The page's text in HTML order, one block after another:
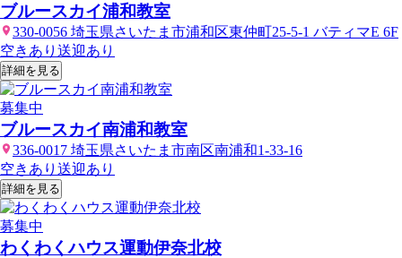
ブルースカイ浦和教室
330-0056 埼玉県さいたま市浦和区東仲町25-5-1 バティマE 6F
空きあり 送迎あり
詳細を見る
募集中
ブルースカイ南浦和教室
336-0017 埼玉県さいたま市南区南浦和1-33-16
空きあり 送迎あり
詳細を見る
募集中
わくわくハウス運動伊奈北校